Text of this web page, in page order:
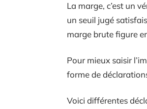
La marge, c’est un
un seuil jugé
marge brute figure
Pour mieux saisir
forme de
Voici différentes